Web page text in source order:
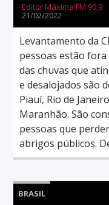
Editor Máxima FM 90,9
21/02/2022
Levantamento da
pessoas estão fora
das chuvas que
e desalojados são
Piauí, Rio de
Maranhão. São
pessoas que
abrigos públicos.
BRASIL